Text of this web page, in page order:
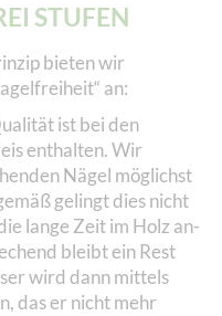
STUFEN
bieten wir
an:
ist bei den
enthalten. Wir
Nägel möglichst
gelingt dies nicht
lange Zeit im Holz an-
bleibt ein Rest
wird dann mittels
das er nicht mehr